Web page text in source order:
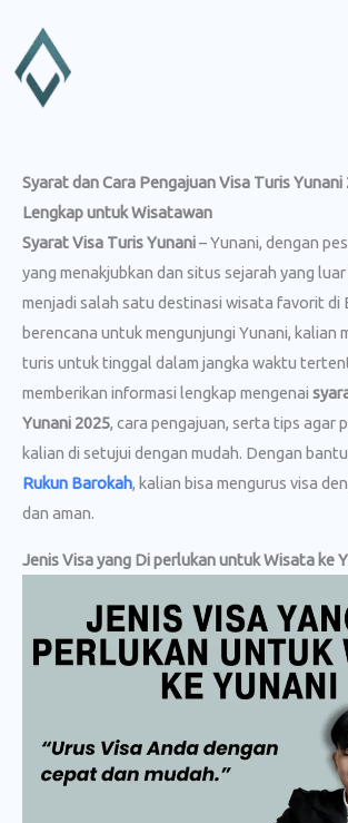
konten
Syarat dan Cara Pengajuan Visa Turis Yunani
Lengkap untuk Wisatawan
Syarat Visa Turis Yunani– Yunani, dengan
yang menakjubkan dan situs sejarah yang
menjadi salah satu destinasi wisata favorit di
berencana untuk mengunjungi Yunani, kalian
turis untuk tinggal dalam jangka waktu
memberikan informasi lengkap mengenai
Yunani 2025, cara pengajuan, serta tips agar
kalian di setujui dengan mudah. Dengan
Rukun Barokah, kalian bisa mengurus visa
dan aman.
Jenis Visa yang Di perlukan untuk Wisata ke